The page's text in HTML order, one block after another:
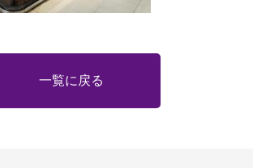
一覧に戻る